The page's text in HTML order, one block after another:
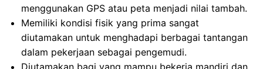
menggunakan GPS atau peta menjadi nilai tambah.
Memiliki kondisi fisik yang prima sangat
diutamakan untuk menghadapi berbagai tantangan
dalam pekerjaan sebagai pengemudi.
Diutamakan bagi yang mampu bekerja mandiri dan